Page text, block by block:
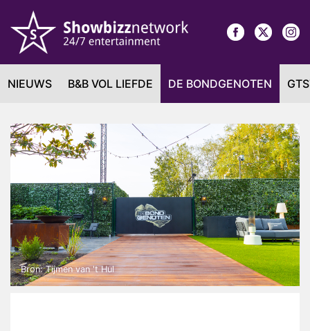
NIEUWS B&B VOL LIEFDE DE BONDGENOTEN
Bron: Tijmen van 't Hul